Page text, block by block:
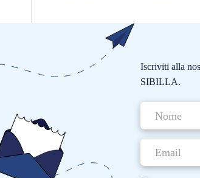
Iscriviti alla
SIBILLA.